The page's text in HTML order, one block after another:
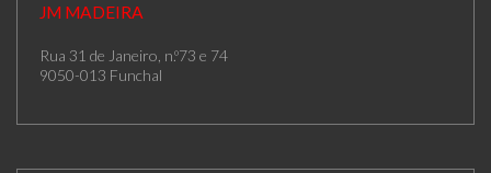
JM MADEIRA
Rua 31 de Janeiro, n.º73 e 74
9050-013 Funchal